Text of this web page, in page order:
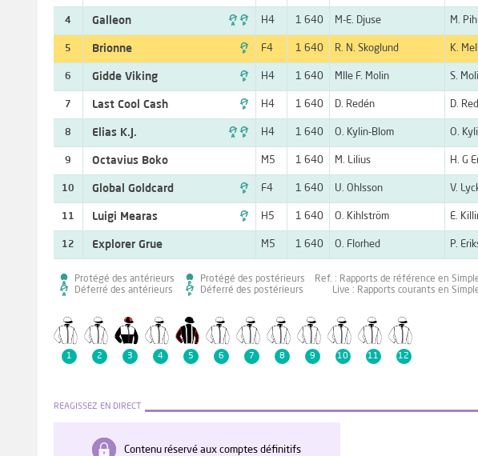
4 Galleon  H4 1 640 M-E. Djuse M.
5 Brionne  F4 1 640 R. N. Skoglund K.
6 Gidde Viking  H4 1 640 Mlle F. Molin S.
7 Last Cool Cash  H4 1 640 D. Redén D.
8 Elias K.J.  H4 1 640 O. Kylin-Blom O.
9 Octavius Boko M5 1 640 M. Lilius H. G
10 Global Goldcard  F4 1 640 U. Ohlsson V.
11 Luigi Mearas  H5 1 640 Ö. Kihlström E.
12 Explorer Grue M5 1 640 O. Florhed P.
Protégé des antérieurs
Déferré des antérieurs
Protégé des postérieurs
Déferré des postérieurs
Ref. : Rapports de référence en
Live : Rapports courants en
1 2 3 4 5 6 7 8 9 10 11 12
REAGISSEZ EN DIRECT
Contenu réservé aux comptes définitifs